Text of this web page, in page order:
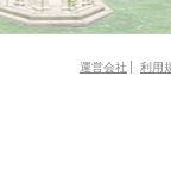
運営会社 利用